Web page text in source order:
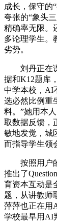
成长，保守的
夸张的“象头
精确率无限。
多论理学生。
劣势。
刘丹正在课
据和K12题库
中学本校，AI
选必然比例重
料。”她用本
取数据反馈，
敏地发觉，城
而指导学生领
按照用户的
推出了
育资本互动是
题，从讲教师
萍萍也正在用
学校最早用AI